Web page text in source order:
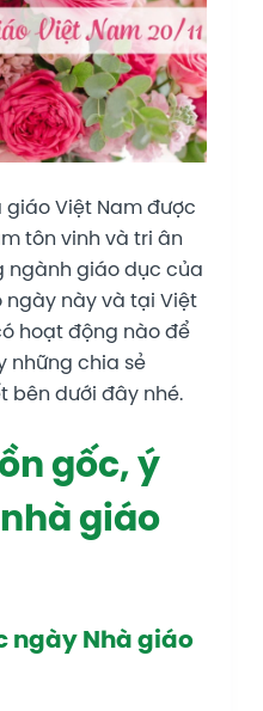
giáo Việt Nam được
tôn vinh và tri ân
ngành giáo dục của
ngày này và tại Việt
hoạt động nào để
những chia sẻ
bên dưới đây nhé.
gốc, ý
giáo
ngày Nhà giáo